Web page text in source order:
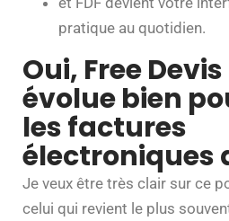
pratique au quotidien.
Oui, Free
évolue bien
les factures
électroniques
Je veux être très clair sur ce
celui qui revient le plus